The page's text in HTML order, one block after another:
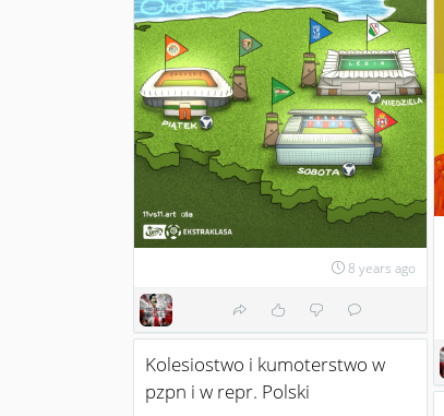
8 years ago
Kolesiostwo i kumoterstwo w
pzpn i w repr. Polski